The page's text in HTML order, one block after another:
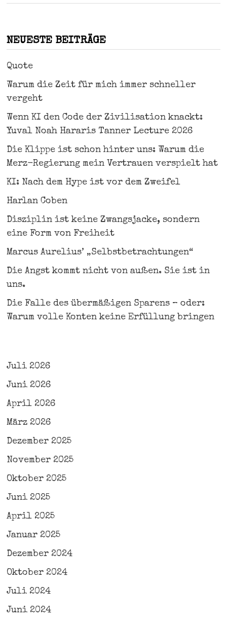
NEUESTE BEITRÄGE
Quote
Warum die Zeit für mich immer schneller
vergeht
Wenn KI den Code der Zivilisation knackt:
Yuval Noah Hararis Tanner Lecture 2026
Die Klippe ist schon hinter uns: Warum die
Merz-Regierung mein Vertrauen verspielt hat
KI: Nach dem Hype ist vor dem Zweifel
Harlan Coben
Disziplin ist keine Zwangsjacke, sondern
eine Form von Freiheit
Marcus Aurelius’ „Selbstbetrachtungen“
Die Angst kommt nicht von außen. Sie ist in
uns.
Die Falle des übermäßigen Sparens – oder:
Warum volle Konten keine Erfüllung bringen
Juli 2026
Juni 2026
April 2026
März 2026
Dezember 2025
November 2025
Oktober 2025
Juni 2025
April 2025
Januar 2025
Dezember 2024
Oktober 2024
Juli 2024
Juni 2024